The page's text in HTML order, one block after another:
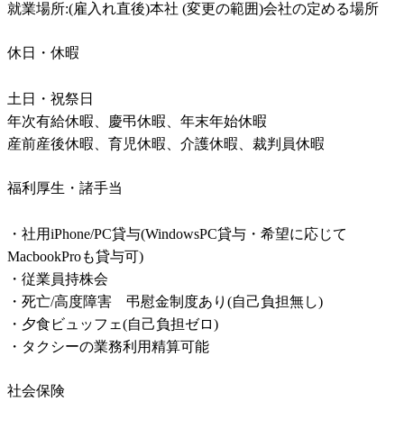
就業場所:(雇入れ直後)本社 (変更の範囲)会社の定める場所
休日・休暇
土日・祝祭日
年次有給休暇、慶弔休暇、年末年始休暇
産前産後休暇、育児休暇、介護休暇、裁判員休暇
福利厚生・諸手当
・社用iPhone/PC貸与(WindowsPC貸与・希望に応じて
MacbookProも貸与可)
・従業員持株会
・死亡/高度障害　弔慰金制度あり(自己負担無し)
・夕食ビュッフェ(自己負担ゼロ)
・タクシーの業務利用精算可能
社会保険